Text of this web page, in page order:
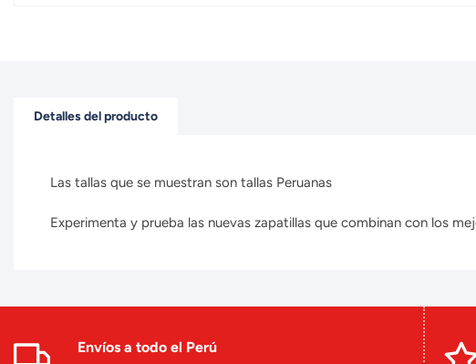
Detalles del producto
Las tallas que se muestran son tallas Peruanas
Experimenta y prueba las nuevas zapatillas que combinan con los
Envíos a todo el Perú